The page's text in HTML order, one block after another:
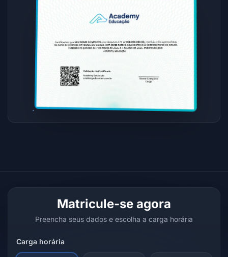
Matricule-se agora
Preencha seus dados e escolha a carga horária
Carga horária